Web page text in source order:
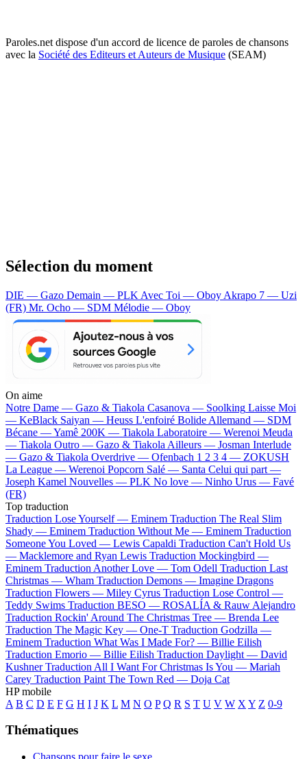
Paroles.net dispose d'un accord de licence de paroles de chansons
avec la Société des Editeurs et Auteurs de Musique (SEAM)
Sélection du moment
DIE — Gazo Demain — PLK Avec Toi — Oboy Akrapo 7 — Uzi
(FR) Mr. Ocho — SDM Mélodie — Oboy
On aime
Notre Dame — Gazo & Tiakola Casanova — Soolking Laisse Moi
— KeBlack Saiyan — Heuss L'enfoiré Bolide Allemand — SDM
Bécane —Yamê 200K — Tiakola Laboratoire — Werenoi Meuda
— Tiakola Outro — Gazo & Tiakola Ailleurs — Josman Interlude
— Gazo & Tiakola Overdrive — Ofenbach 1 2 3 4 — ZOKUSH
La League — Werenoi Popcorn Salé — Santa Celui qui part —
Joseph Kamel Nouvelles — PLK No love — Ninho Urus — Favé
(FR)
Top traduction
Traduction Lose Yourself — Eminem Traduction The Real Slim
Shady — Eminem Traduction Without Me — Eminem Traduction
Someone You Loved — Lewis Capaldi Traduction Can't Hold Us
— Macklemore and Ryan Lewis Traduction Mockingbird —
Eminem Traduction Another Love — Tom Odell Traduction Last
Christmas — Wham Traduction Demons — Imagine Dragons
Traduction Flowers — Miley Cyrus Traduction Lose Control —
Teddy Swims Traduction BESO — ROSALÍA & Rauw Alejandro
Traduction Rockin' Around The Christmas Tree — Brenda Lee
Traduction The Magic Key — One-T Traduction Godzilla —
Eminem Traduction What Was I Made For? — Billie Eilish
Traduction Emorio — Billie Eilish Traduction Daylight — David
Kushner Traduction All I Want For Christmas Is You — Mariah
Carey Traduction Paint The Town Red — Doja Cat
HP mobile
A B C D E F G H I J K L M N O P Q R S T U V W X Y Z 0-9
Thématiques
Chansons pour faire le sexe